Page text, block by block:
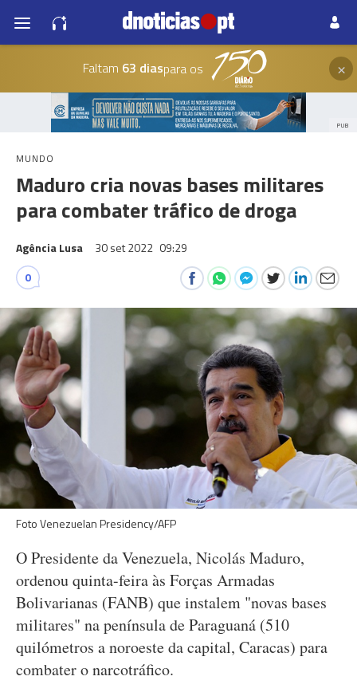
Faltam 63 diaspara os ×
PUB
MUNDO
Maduro cria novas bases militares
para combater tráfico de droga
Agência Lusa 30 set 2022 09:29
0
Foto Venezuelan Presidency/AFP
O Presidente da Venezuela, Nicolás Maduro,
ordenou quinta-feira às Forças Armadas
Bolivarianas (FANB) que instalem "novas bases
militares" na península de Paraguaná (510
quilómetros a noroeste da capital, Caracas) para
combater o narcotráfico.